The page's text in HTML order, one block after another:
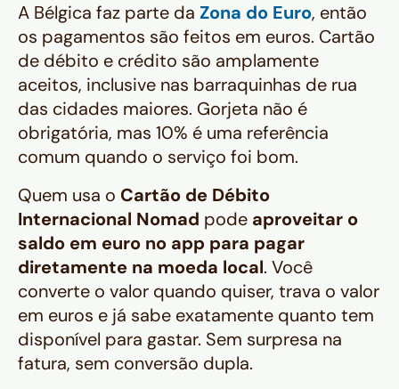
A Bélgica faz parte da Zona do Euro, então
os pagamentos são feitos em euros. Cartão
de débito e crédito são amplamente
aceitos, inclusive nas barraquinhas de rua
das cidades maiores. Gorjeta não é
obrigatória, mas 10% é uma referência
comum quando o serviço foi bom.
Quem usa o Cartão de Débito
Internacional Nomad pode aproveitar o
saldo em euro no app para pagar
diretamente na moeda local. Você
converte o valor quando quiser, trava o valor
em euros e já sabe exatamente quanto tem
disponível para gastar. Sem surpresa na
fatura, sem conversão dupla.